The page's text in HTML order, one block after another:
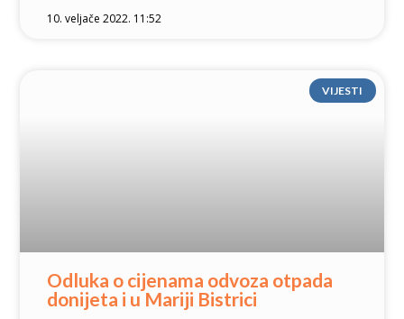
10. veljače 2022. 11:52
VIJESTI
Odluka o cijenama odvoza otpada
donijeta i u Mariji Bistrici